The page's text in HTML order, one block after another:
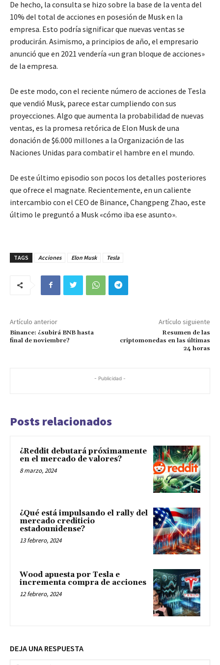
De hecho, la consulta se hizo sobre la base de la venta del
10% del total de acciones en posesión de Musk en la
empresa. Esto podría significar que nuevas ventas se
producirán. Asimismo, a principios de año, el empresario
anunció que en 2021 vendería «un gran bloque de acciones»
de la empresa.
De este modo, con el reciente número de acciones de Tesla
que vendió Musk, parece estar cumpliendo con sus
proyecciones. Algo que aumenta la probabilidad de nuevas
ventas, es la promesa retórica de Elon Musk de una
donación de $6.000 millones a la Organización de las
Naciones Unidas para combatir el hambre en el mundo.
De este último episodio son pocos los detalles posteriores
que ofrece el magnate. Recientemente, en un caliente
intercambio con el CEO de Binance, Changpeng Zhao, este
último le preguntó a Musk «cómo iba ese asunto».
TAGS Acciones Elon Musk Tesla
Artículo anterior
Binance: ¿subirá BNB hasta
final de noviembre?
Artículo siguiente
Resumen de las
criptomonedas en las últimas
24 horas
- Publicidad -
Posts relacionados
¿Reddit debutará próximamente
en el mercado de valores?
8 marzo, 2024
¿Qué está impulsando el rally del
mercado crediticio
estadounidense?
13 febrero, 2024
Wood apuesta por Tesla e
incrementa compra de acciones
12 febrero, 2024
DEJA UNA RESPUESTA